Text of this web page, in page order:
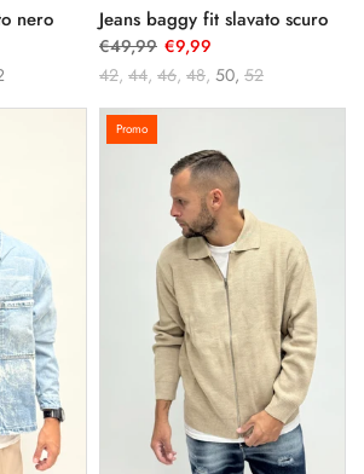
nero Jeans baggy fit slavato scuro
€49,99 €9,99
42 44 46 48 50 52
Promo